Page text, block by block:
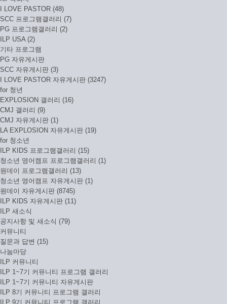
I LOVE PASTOR (48)
SCC 프로그램갤러리 (7)
PG 프로그램갤러리 (2)
ILP USA (2)
기타 프로그램
PG 자유게시판
SCC 자유게시판 (3)
I LOVE PASTOR 자유게시판 (3247)
for 청년
EXPLOSION 갤러리 (16)
CMJ 갤러리 (9)
CMJ 자유게시판 (1)
LA EXPLOSION 자유게시판 (19)
for 청소년
ILP KIDS 프로그램갤러리 (15)
청소년 영어캠프 프로그램갤러리 (1)
원데이 프로그램갤러리 (13)
청소년 영어캠프 자유게시판 (1)
원데이 자유게시판 (8745)
ILP KIDS 자유게시판 (11)
ILP 새소식
공지사항 및 새소식 (79)
커뮤니티
질문과 답변 (15)
나눔마당
ILP 커뮤니티
ILP 1~7기 커뮤니티 프로그램 갤러리
ILP 1~7기 커뮤니티 자유게시판
ILP 8기 커뮤니티 프로그램 갤러리
ILP 9기 커뮤니티 프로그램 갤러리